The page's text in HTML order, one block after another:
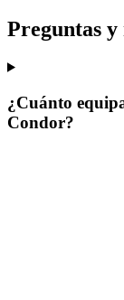
Preguntas y
¿Cuánto
Condor?